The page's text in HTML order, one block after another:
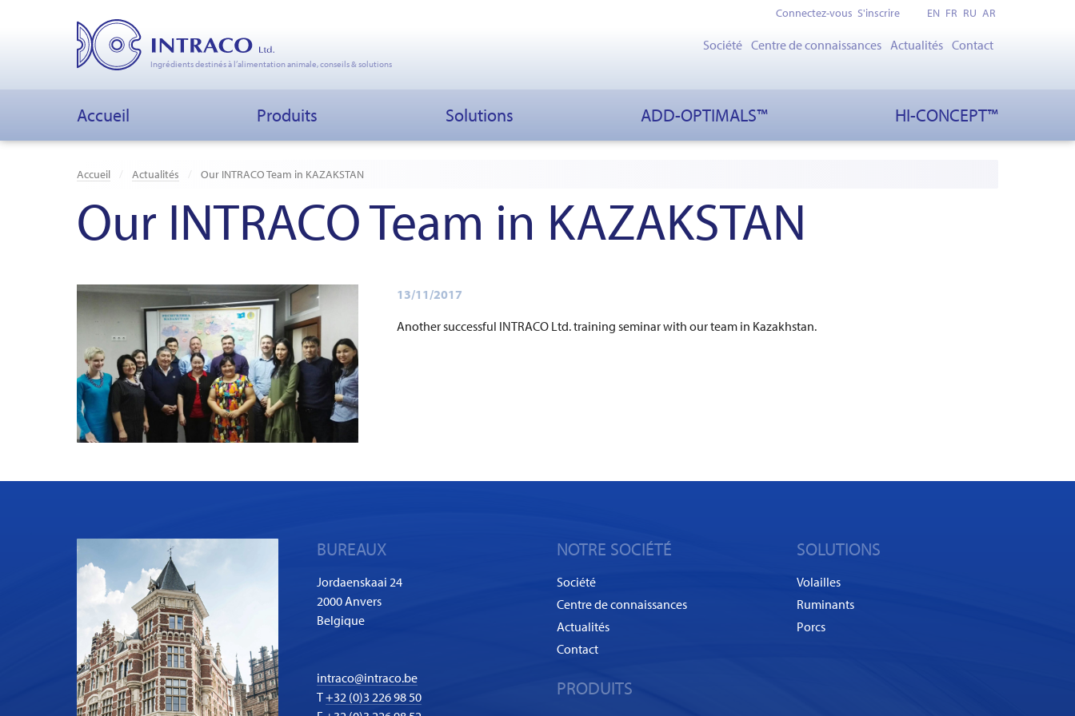
Ingrédients destinés à l’alimentation animale, conseils & solutions
Connectez-vous S'inscrire EN FR RU AR
Société Centre de connaissances Actualités Contact
Accueil Produits Solutions ADD-OPTIMALS™ HI-CONCEPT™
Accueil Actualités Our INTRACO Team in KAZAKSTAN
Our INTRACO Team in KAZAKSTAN
13/11/2017
Another successful INTRACO Ltd. training seminar with our team in Kazakhstan.
BUREAUX
Jordaenskaai 24
2000 Anvers
Belgique
intraco@intraco.be
T+32 (0)3 226 98 50
NOTRE SOCIÉTÉ
Société
Centre de connaissances
Actualités
Contact
PRODUITS
SOLUTIONS
Volailles
Ruminants
Porcs